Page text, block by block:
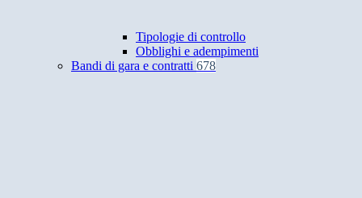
Tipologie di controllo
Obblighi e adempimenti
Bandi di gara e contratti 678